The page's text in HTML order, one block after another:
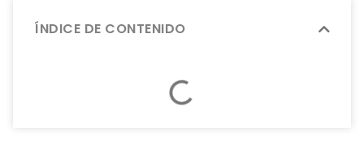
ÍNDICE DE CONTENIDO